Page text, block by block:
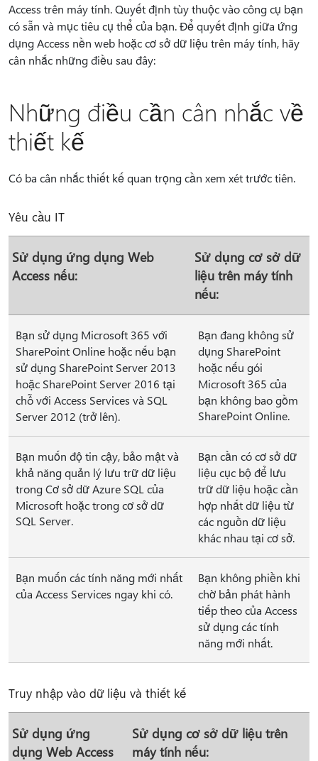
Access trên máy tính. Quyết định tùy thuộc vào công cụ bạn
có sẵn và mục tiêu cụ thể của bạn. Để quyết định giữa ứng
dụng Access nền web hoặc cơ sở dữ liệu trên máy tính, hãy
cân nhắc những điều sau đây:
Những điều cần cân nhắc về
thiết kế
Có ba cân nhắc thiết kế quan trọng cần xem xét trước tiên.
Yêu cầu IT
Sử dụng ứng dụng Web
Access nếu:
Sử dụng cơ sở dữ
liệu trên máy tính
nếu:
Bạn sử dụng Microsoft 365 với
SharePoint Online hoặc nếu bạn
sử dụng SharePoint Server 2013
hoặc SharePoint Server 2016 tại
chỗ với Access Services và SQL
Server 2012 (trở lên).
Bạn đang không sử
dụng SharePoint
hoặc nếu gói
Microsoft 365 của
bạn không bao gồm
SharePoint Online.
Bạn muốn độ tin cậy, bảo mật và
khả năng quản lý lưu trữ dữ liệu
trong Cơ sở dữ Azure SQL của
Microsoft hoặc trong cơ sở dữ
SQL Server.
Bạn cần có cơ sở dữ
liệu cục bộ để lưu
trữ dữ liệu hoặc cần
hợp nhất dữ liệu từ
các nguồn dữ liệu
khác nhau tại cơ sở.
Bạn muốn các tính năng mới nhất
của Access Services ngay khi có.
Bạn không phiền khi
chờ bản phát hành
tiếp theo của Access
sử dụng các tính
năng mới nhất.
Truy nhập vào dữ liệu và thiết kế
Sử dụng ứng
dụng Web Access
Sử dụng cơ sở dữ liệu trên
máy tính nếu: